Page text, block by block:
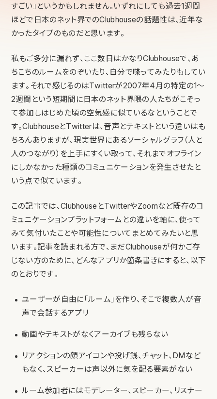
すごい」というかもしれません。いずれにしても過去1週間
ほどで日本のネット界でのClubhouseの話題性は、近年な
かったタイプのものだと思います。
私もご多分に漏れず、ここ数日はかなりClubhouseで、あ
ちこちのルームをのぞいたり、自分で喋ってみたりもしてい
ます。それで感じるのはTwitterが2007年4月の特定の1〜
2週間という短期間に日本のネット界隈の人たちがこぞっ
て参加しはじめた頃の空気感に似ているなということで
す。ClubhouseとTwitterは、音声とテキストという違いはも
ちろんありますが、現実世界にあるソーシャルグラフ（人と
人のつながり）を上手にすくい取って、それまでオフライン
にしかなかった種類のコミュニケーションを発生させたと
いう点で似ています。
この記事では、ClubhouseとTwitterやZoomなど既存のコ
ミュニケーションプラットフォームとの違いを軸に、使って
みて気付いたことや可能性についてまとめてみたいと思
います。記事を読まれる方で、まだClubhouseが何かご存
じない方のために、どんなアプリか箇条書きにすると、以下
のとおりです。
ユーザーが自由に「ルーム」を作り、そこで複数人が音
声で会話するアプリ
動画やテキストがなくアーカイブも残らない
リアクションの顔アイコンや投げ銭、チャット、DMなど
もなく、スピーカーは声以外に気を配る要素がない
ルーム参加者にはモデレーター、スピーカー、リスナー